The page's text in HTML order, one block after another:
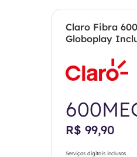
Claro Fibra
Globoplay
R$ 99,90
Serviços digitais inclusos